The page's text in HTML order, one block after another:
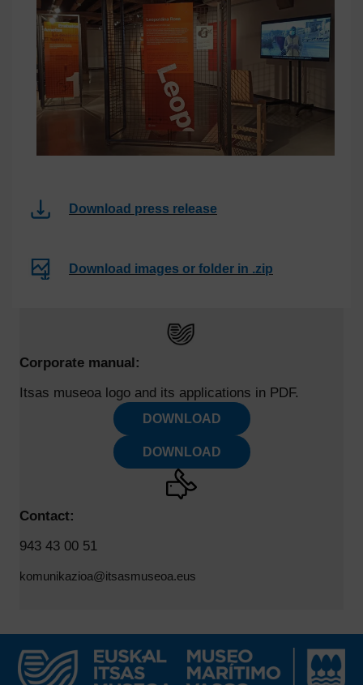
Corporate manual:
Itsas museoa logo and its applications in PDF.
DOWNLOAD
DOWNLOAD
Contact:
943 43 00 51
komunikazioa@itsasmuseoa.eus
Download press release
Download images or folder in .zip